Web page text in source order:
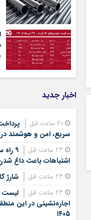
اخبار جدید
20 ساعت قبل
سریع، امن و هوشمند
۹
اشتباهات باعث داغ
شارژ
لیست
اجاره‌نشینی در این
۱۴۰۵